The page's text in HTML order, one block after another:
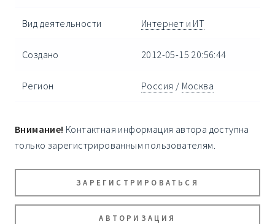
Вид деятельности Интернет и ИТ
Создано 2012-05-15 20:56:44
Регион Россия / Москва
Внимание! Контактная информация автора доступна
только зарегистрированным пользователям.
ЗАРЕГИСТРИРОВАТЬСЯ
АВТОРИЗАЦИЯ